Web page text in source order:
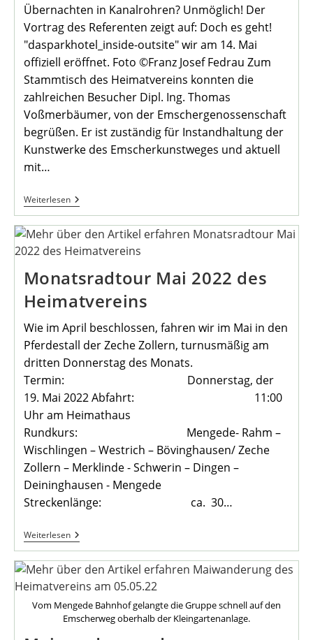
Übernachten in Kanalrohren? Unmöglich! Der
Vortrag des Referenten zeigt auf: Doch es geht!
"dasparkhotel_inside-outsite" wir am 14. Mai
offiziell eröffnet. Foto ©Franz Josef Fedrau Zum
Stammtisch des Heimatvereins konnten die
zahlreichen Besucher Dipl. Ing. Thomas
Voßmerbäumer, von der Emschergenossenschaft
begrüßen. Er ist zuständig für Instandhaltung der
Kunstwerke des Emscherkunstweges und aktuell
mit…
WeiterlesenHeimatfreunde
Trafen
Sich
Zum
Thema
Röhrenhotels
Monatsradtour Mai 2022 des
Heimatvereins
Wie im April beschlossen, fahren wir im Mai in den
Pferdestall der Zeche Zollern, turnusmäßig am
dritten Donnerstag des Monats.
Termin: Donnerstag, der
19. Mai 2022 Abfahrt: 11:00
Uhr am Heimathaus
Rundkurs: Mengede- Rahm –
Wischlingen – Westrich – Bövinghausen/ Zeche
Zollern – Merklinde - Schwerin – Dingen –
Deininghausen - Mengede
Streckenlänge: ca. 30…
WeiterlesenMonatsradtour
Mai
2022
Des
Heimatvereins
Vom Mengede Bahnhof gelangte die Gruppe schnell auf den
Emscherweg oberhalb der Kleingartenanlage.